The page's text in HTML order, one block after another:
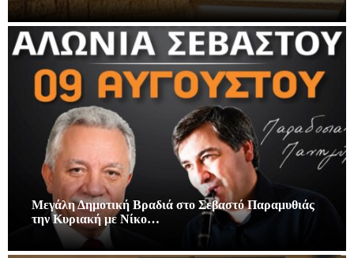
Μεγάλη Δημοτική Βραδιά στο Σεβαστό Παραμυθιάς
την Κυριακή με Νίκο…